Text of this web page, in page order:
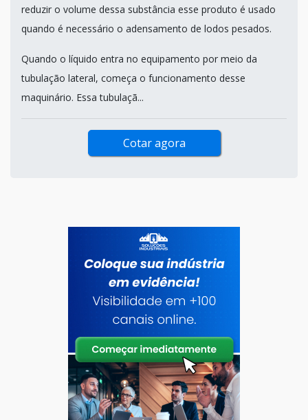
reduzir o volume dessa substância esse produto é usado
quando é necessário o adensamento de lodos pesados.
Quando o líquido entra no equipamento por meio da
tubulação lateral, começa o funcionamento desse
maquinário. Essa tubulaçã...
Cotar agora